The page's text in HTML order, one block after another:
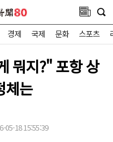
경제 국제 문화 스포츠
뭐지?" 포항 상
체는
05-18 15:55:39